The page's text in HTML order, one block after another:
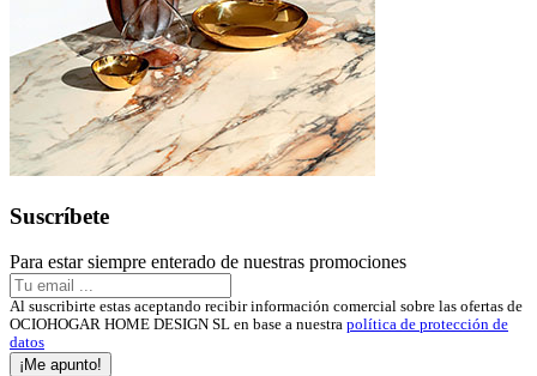
Suscríbete
Para estar siempre enterado de nuestras promociones
Al suscribirte estas aceptando recibir información comercial sobre las ofertas de
OCIOHOGAR HOME DESIGN SL en base a nuestra política de protección de
datos
¡Me apunto!